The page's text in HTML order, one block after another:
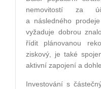
nemovitostí za
a následného
vyžaduje dobrou
řídit plánovanou
ziskový, je také
aktivní zapojení a
Investování s